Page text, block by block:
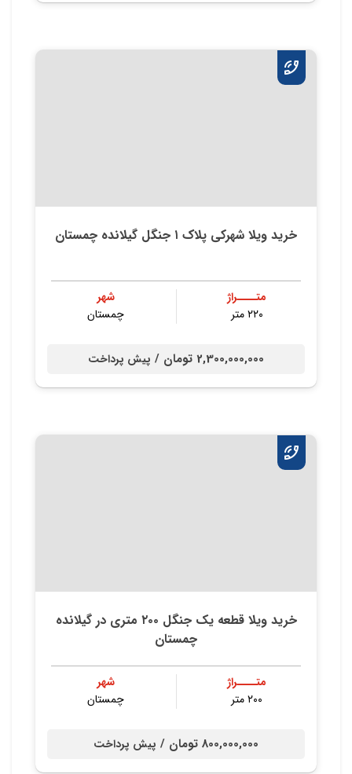
خرید ویلا شهرکی پلاک ۱ جنگل گیلانده چمستان
متــــراژ
۲۲۰ متر
شهر
چمستان
2,300,000,000 تومان / پیش پرداخت
خرید ویلا قطعه یک جنگل ۲۰۰ متری در گیلانده
چمستان
متــــراژ
۲۰۰ متر
شهر
چمستان
800,000,000 تومان / پیش پرداخت